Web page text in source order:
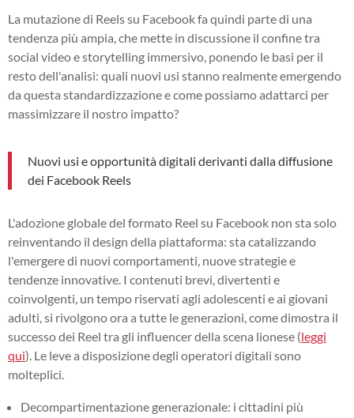
La mutazione di Reels su Facebook fa quindi parte di una
tendenza più ampia, che mette in discussione il confine tra
social video e storytelling immersivo, ponendo le basi per il
resto dell'analisi: quali nuovi usi stanno realmente emergendo
da questa standardizzazione e come possiamo adattarci per
massimizzare il nostro impatto?
Nuovi usi e opportunità digitali derivanti dalla diffusione
dei Facebook Reels
L'adozione globale del formato Reel su Facebook non sta solo
reinventando il design della piattaforma: sta catalizzando
l'emergere di nuovi comportamenti, nuove strategie e
tendenze innovative. I contenuti brevi, divertenti e
coinvolgenti, un tempo riservati agli adolescenti e ai giovani
adulti, si rivolgono ora a tutte le generazioni, come dimostra il
successo dei Reel tra gli influencer della scena lionese (leggi
qui). Le leve a disposizione degli operatori digitali sono
molteplici.
Decompartimentazione generazionale: i cittadini più